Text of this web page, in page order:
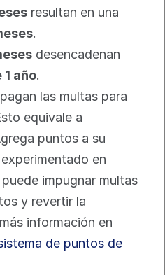
.
desencadenan
año.
las multas para
equivale a
puntos a su
en
impugnar multas
y revertir la
información en
de puntos de